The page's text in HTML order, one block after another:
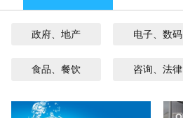
政府、地产 电子、数码
食品、餐饮 咨询、法律